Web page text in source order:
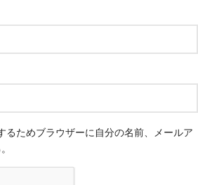
るためブラウザーに自分の名前、メールア